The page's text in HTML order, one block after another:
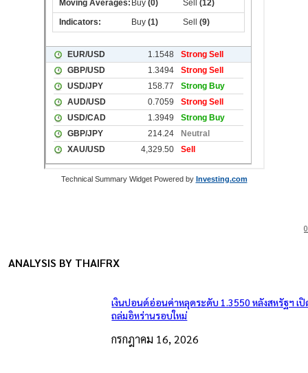
Technical Summary Widget Powered by Investing.com
0
ANALYSIS BY THAIFRX
เงินปอนด์อ่อนค่าหลุดระดับ 1.3550 หลังสหรัฐฯ เ
ถล่มอิหร่านรอบใหม่
กรกฎาคม 16, 2026